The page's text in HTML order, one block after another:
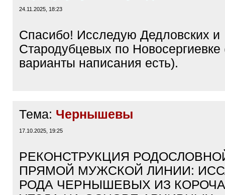
24.11.2025, 18:23
Спасибо! Исследую Дедловских и
Стародубцевых по Новосергиевке
варианты написания есть).
Тема: Чернышевы
17.10.2025, 19:25
РЕКОНСТРУКЦИЯ
ПРЯМОЙ МУЖСКОЙ ЛИНИИ:
РОДА ЧЕРНЫШЕВЫХ ИЗ